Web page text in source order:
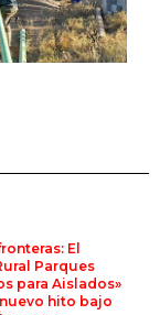
El
Parques
para Aislados»
hito bajo